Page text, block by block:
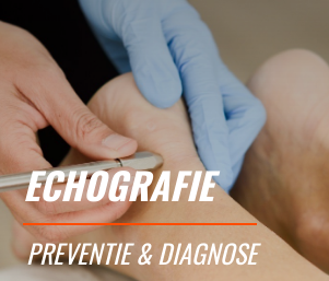
ECHOGRAFIE
PREVENTIE & DIAGNOSE